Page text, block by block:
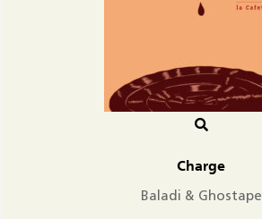
Charge
Baladi & Ghostape